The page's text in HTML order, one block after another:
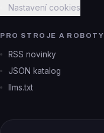
Nastavení cookies
PRO STROJE A ROBOTY
RSS novinky
JSON katalog
llms.txt